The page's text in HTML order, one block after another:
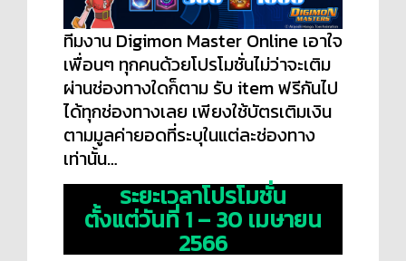
ทีมงาน Digimon Master Online เอาใจ
เพื่อนๆ ทุกคนด้วยโปรโมชั่นไม่ว่าจะเติม
ผ่านช่องทางใดก็ตาม รับ item ฟรีกันไป
ได้ทุกช่องทางเลย เพียงใช้บัตรเติมเงิน
ตามมูลค่ายอดที่ระบุในแต่ละช่องทาง
เท่านั้น…
ระยะเวลาโปรโมชั่น
ตั้งแต่วันที่ 1 – 30 เมษายน
2566